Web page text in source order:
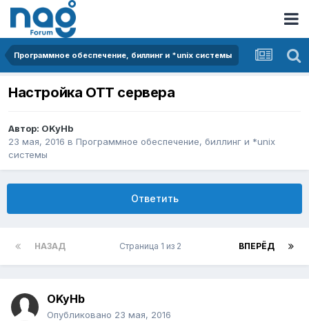
Программное обеспечение, биллинг и *unix системы
Настройка OTT сервера
Автор: OKyHb
23 мая, 2016 в Программное обеспечение, биллинг и *unix
системы
Ответить
НАЗАД ВПЕРЁД
Страница 1 из 2
OKyHb
Опубликовано 23 мая, 2016